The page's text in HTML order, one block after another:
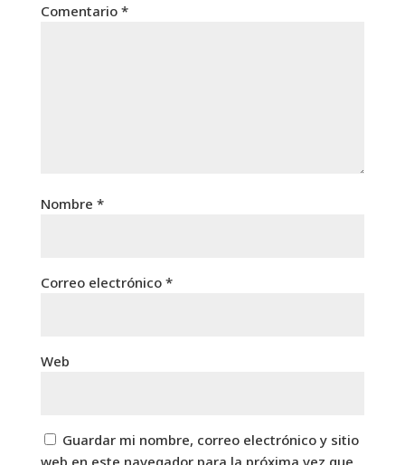
Comentario *
Nombre *
Correo electrónico *
Web
Guardar mi nombre, correo electrónico y sitio
web en este navegador para la próxima vez que